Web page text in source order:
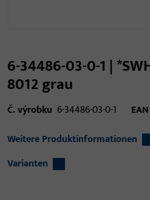
6-34486-03-0-1 |
8012 grau
Č. výrobku 6-34486-03-0-1 EAN
Weitere Produktinformationen
Varianten